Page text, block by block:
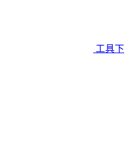
工具下